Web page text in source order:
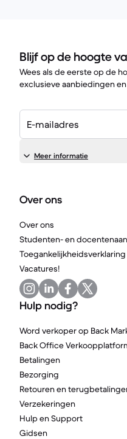
Blijf op de hoogte
Wees als de eerste op de
exclusieve aanbiedingen
E-mailadres
Meer informatie
Over ons
Over ons
Studenten- en
Toegankelijkheidsverklaring
Vacatures!
Hulp nodig?
Word verkoper op Back
Back Office
Betalingen
Bezorging
Retouren en
Verzekeringen
Hulp en Support
Gidsen